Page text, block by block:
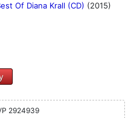
Of Diana Krall (CD) (2015)
2924939